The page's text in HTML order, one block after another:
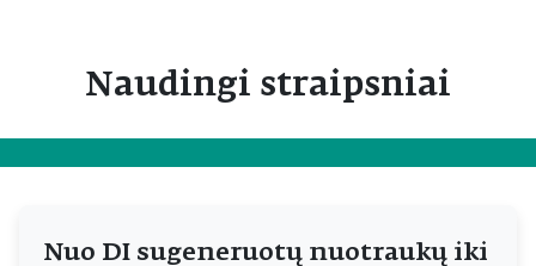
Naudingi straipsniai
Nuo DI sugeneruotų nuotraukų iki